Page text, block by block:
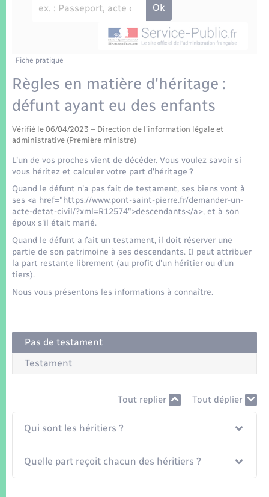
Etat-civil - Papiers - Citoyenneté
Parrainage civil
Recensement
Loisirs
Nouvel habitant
Numérique
Organisation d’événement
Sécurité - Prévention
Seniors
Transports scolaires
Voirie et espace public
Travaux - Autorisation d’occupation de l’espace
Plan interactif
Présentation de la commune
Patrimoine – Histoire
Publications
La Communauté de communes
Fiche pratique
Règles en matière d'héritage :
défunt ayant eu des enfants
Vérifié le 06/04/2023 – Direction de l'information légale et
administrative (Première ministre)
L'un de vos proches vient de décéder. Vous voulez savoir si
vous héritez et calculer votre part d'héritage ?
Quand le défunt n'a pas fait de testament, ses biens vont à
ses <a href="https://www.pont-saint-pierre.fr/demander-un-
acte-detat-civil/?xml=R12574">descendants</a>, et à son
époux s'il était marié.
Quand le défunt a fait un testament, il doit réserver une
partie de son patrimoine à ses descendants. Il peut attribuer
la part restante librement (au profit d'un héritier ou d'un
tiers).
Nous vous présentons les informations à connaître.
Pas de testament
Testament
Tout replier Tout déplier
Qui sont les héritiers ?
Quelle part reçoit chacun des héritiers ?